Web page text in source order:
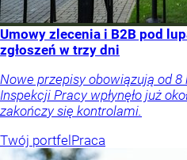
Umowy zlecenia i B2B pod
zgłoszeń w trzy dni
Nowe przepisy obowiązują od
Inspekcji Pracy wpłynęło już
zakończy się kontrolami.
Twój portfel Praca